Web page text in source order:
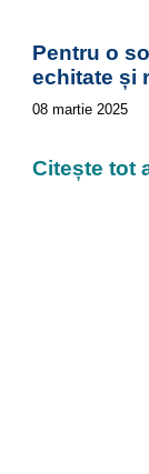
Pentru o
echitate și
08 martie 2025
Citește tot